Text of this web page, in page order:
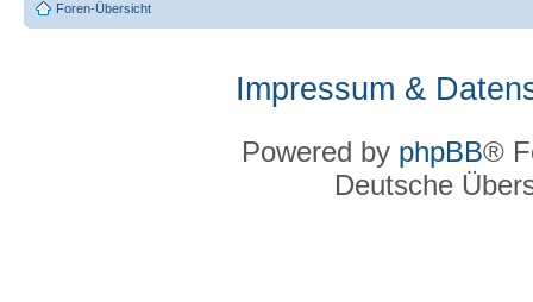
Foren-Übersicht
Impressum &
Powered by phpBB®
Deutsche